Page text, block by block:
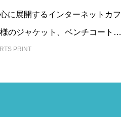
に展開するインターネットカフ
のジャケット、ベンチコートの
PRINT